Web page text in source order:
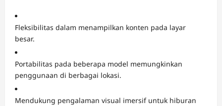
Fleksibilitas dalam menampilkan konten pada layar
besar.
Portabilitas pada beberapa model memungkinkan
penggunaan di berbagai lokasi.
Mendukung pengalaman visual imersif untuk hiburan